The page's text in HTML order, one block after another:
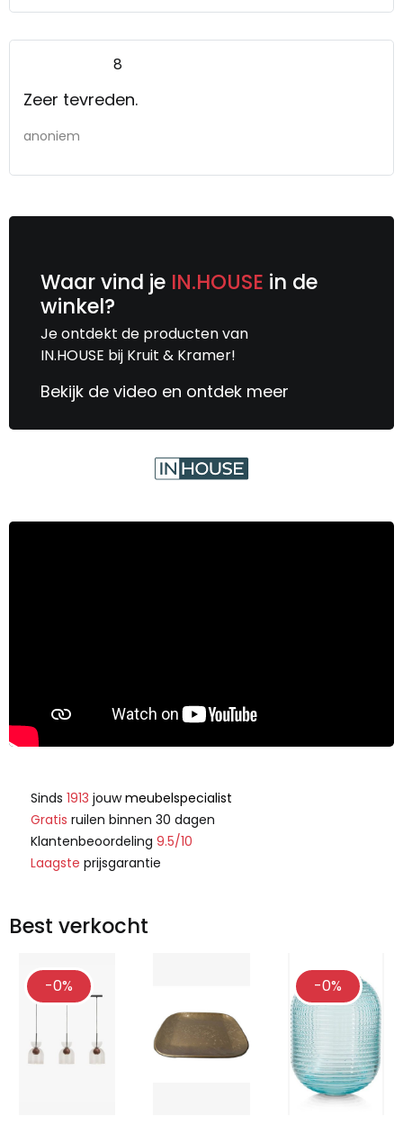
8
Zeer tevreden.
anoniem
Waar vind je IN.HOUSE in de
winkel?
Je ontdekt de producten van
IN.HOUSE bij Kruit & Kramer!
Bekijk de video en ontdek meer
Sinds 1913 jouwmeubelspecialist
Gratis ruilen binnen 30 dagen
Klantenbeoordeling 9.5/10
Laagste prijsgarantie
Best verkocht
-0% -0%